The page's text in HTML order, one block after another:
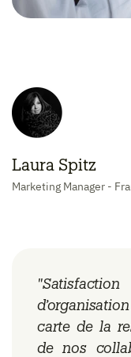
Laura Spitz
Marketing Manager -
carte de la
de nos